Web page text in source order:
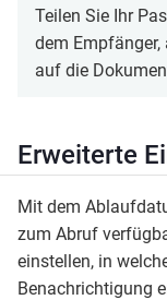
Teilen Sie Ihr
dem
auf die
Erweiterte
Mit dem
zum Abruf
einstellen, in
Benachrichtigung